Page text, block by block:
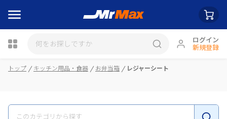
ログイン
新規登録
瓶詰
トップ キッチン用品・食器 お弁当箱 レジャーシート